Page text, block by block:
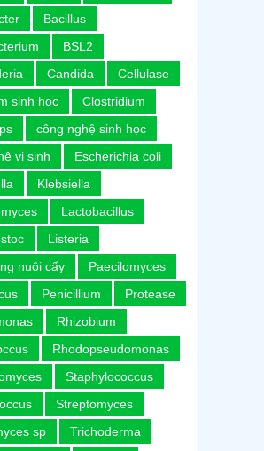
Bacillus
BSL2
Candida
Cellulase
sinh học
Clostridium
công nghệ sinh học
vi sinh
Escherichia coli
Klebsiella
Lactobacillus
Listeria
nuôi cấy
Paecilomyces
Penicillium
Protease
Rhizobium
Rhodopseudomonas
Staphylococcus
Streptomyces
sp
Trichoderma